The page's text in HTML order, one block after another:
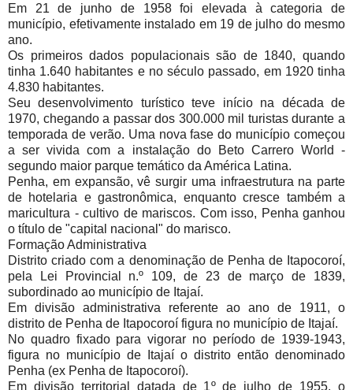
Em 21 de junho de 1958 foi elevada à categoria de
município, efetivamente instalado em 19 de julho do mesmo
ano.
Os primeiros dados populacionais são de 1840, quando
tinha 1.640 habitantes e no século passado, em 1920 tinha
4.830 habitantes.
Seu desenvolvimento turístico teve início na década de
1970, chegando a passar dos 300.000 mil turistas durante a
temporada de verão. Uma nova fase do município começou
a ser vivida com a instalação do Beto Carrero World -
segundo maior parque temático da América Latina.
Penha, em expansão, vê surgir uma infraestrutura na parte
de hotelaria e gastronômica, enquanto cresce também a
maricultura - cultivo de mariscos. Com isso, Penha ganhou
o título de "capital nacional" do marisco.
Formação Administrativa
Distrito criado com a denominação de Penha de Itapocoroí,
pela Lei Provincial n.º 109, de 23 de março de 1839,
subordinado ao município de Itajaí.
Em divisão administrativa referente ao ano de 1911, o
distrito de Penha de Itapocoroí figura no município de Itajaí.
No quadro fixado para vigorar no período de 1939-1943,
figura no município de Itajaí o distrito então denominado
Penha (ex Penha de Itapocoroí).
Em divisão territorial datada de 1º de julho de 1955, o